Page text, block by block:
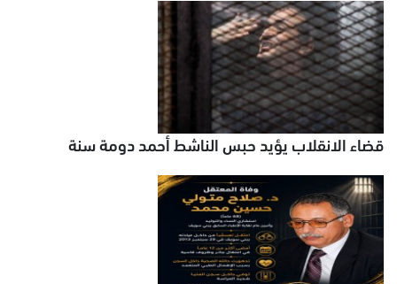
قضاء الانقلاب يؤيد حبس الناشط أحمد دومة سنة